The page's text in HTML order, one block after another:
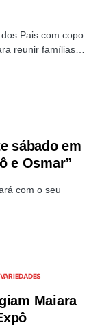
Pais com copo
reunir famílias…
sábado em
e Osmar”
com o seu
Maiara